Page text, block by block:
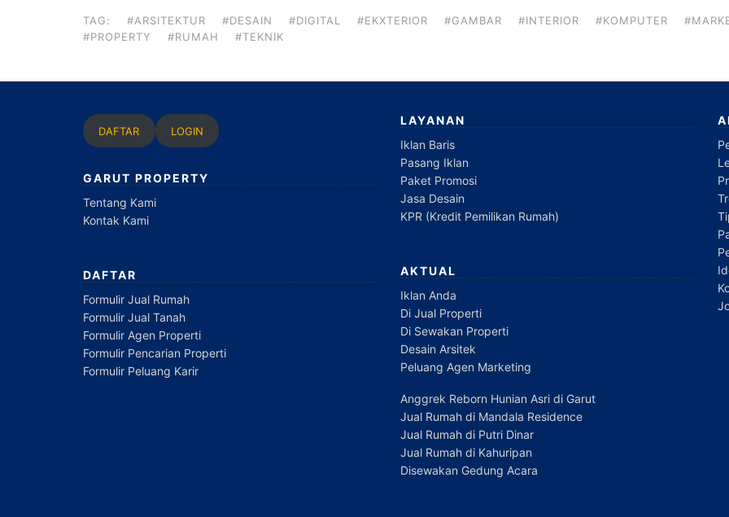
TAG: #ARSITEKTUR #DESAIN #DIGITAL #EKXTERIOR #GAMBAR #INTERIOR #KOMPUTER
#PROPERTY
#RUMAH #TEKNIK
DAFTAR LOGIN
GARUT PROPERTY
Tentang Kami
Kontak Kami
DAFTAR
Formulir Jual Rumah
Formulir Jual Tanah
Formulir Agen Properti
Formulir Pencarian Properti
Formulir Peluang Karir
LAYANAN
Iklan Baris
Pasang Iklan
Paket Promosi
Jasa Desain
KPR (Kredit Pemilikan Rumah)
AKTUAL
Iklan Anda
Di Jual Properti
Di Sewakan Properti
Desain Arsitek
Peluang Agen Marketing
Anggrek Reborn Hunian Asri di Garut
Jual Rumah di Mandala Residence
Jual Rumah di Putri Dinar
Jual Rumah di Kahuripan
Disewakan Gedung Acara